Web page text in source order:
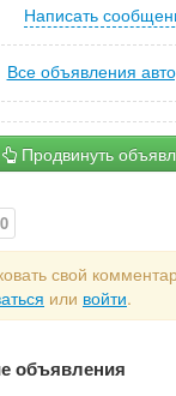
Написать
Все объявления
Продвинуть
0
свой
или войти.
объявления